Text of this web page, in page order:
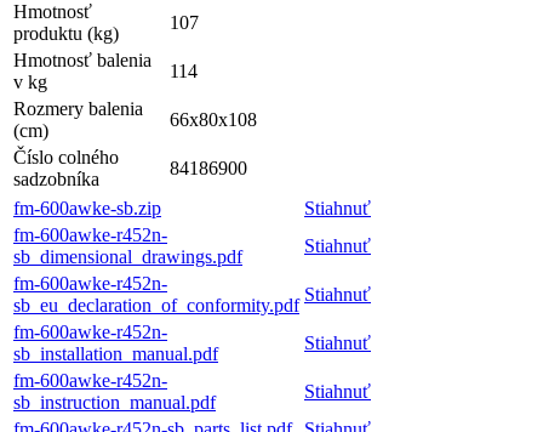
Hmotnosť
produktu (kg)
107
Hmotnosť balenia
v kg
114
Rozmery balenia
(cm)
66x80x108
Číslo colného
sadzobníka
84186900
fm-600awke-sb.zip
Stiahnuť
fm-600awke-r452n-
sb_dimensional_drawings.pdf
Stiahnuť
fm-600awke-r452n-
sb_eu_declaration_of_conformity.pdf
Stiahnuť
fm-600awke-r452n-
sb_installation_manual.pdf
Stiahnuť
fm-600awke-r452n-
sb_instruction_manual.pdf
Stiahnuť